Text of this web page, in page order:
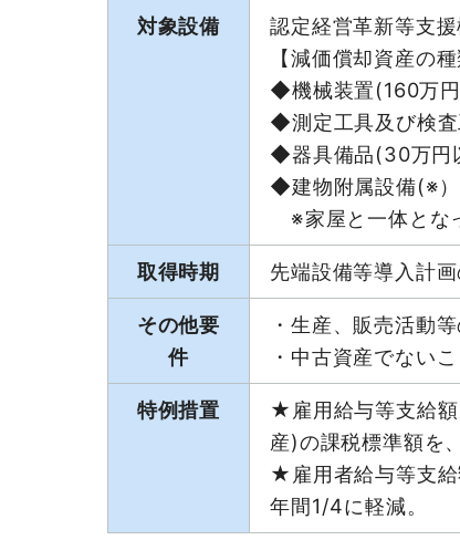
対象設備
認定経営革新等支
【減価償却資産の
◆機械装置(160万
◆測定工具及び検
◆器具備品(30万円
◆建物附属設備(※
※家屋と一体とな
取得時期 先端設備等導入計
その他要
件
・生産、販売活動
・中古資産でないこ
特例措置
★雇用給与等支給額
産)の課税標準額を
★雇用者給与等支給
年間1/4に軽減。